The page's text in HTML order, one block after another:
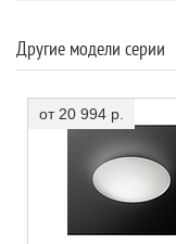
Другие модели серии
от 20 994 р.